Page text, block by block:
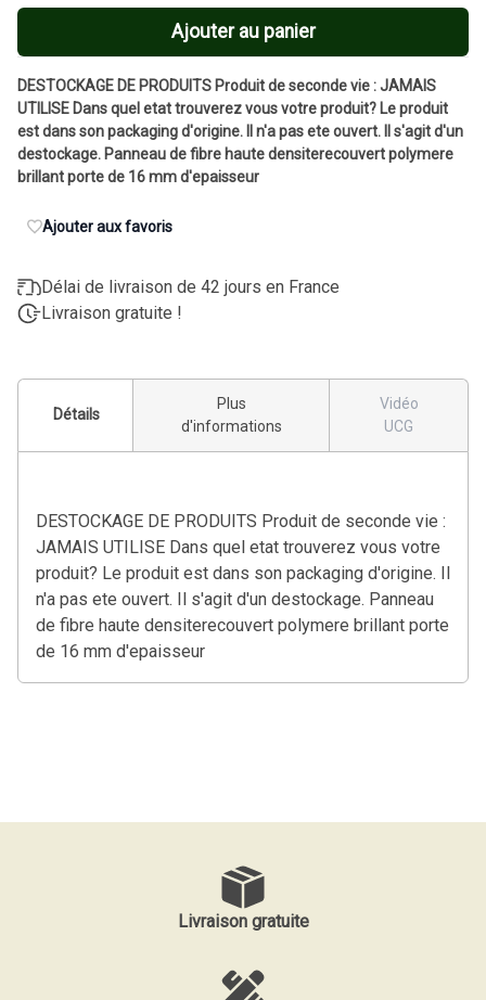
Ajouter au panier
DESTOCKAGE DE PRODUITS Produit de seconde vie : JAMAIS
UTILISE Dans quel etat trouverez vous votre produit? Le produit
est dans son packaging d'origine. Il n'a pas ete ouvert. Il s'agit d'un
destockage. Panneau de fibre haute densiterecouvert polymere
brillant porte de 16 mm d'epaisseur
Ajouter aux favoris
Délai de livraison de 42 jours en France
Livraison gratuite !
Détails
Plus
d'informations
Vidéo
UCG
DESTOCKAGE DE PRODUITS Produit de seconde vie :
JAMAIS UTILISE Dans quel etat trouverez vous votre
produit? Le produit est dans son packaging d'origine. Il
n'a pas ete ouvert. Il s'agit d'un destockage. Panneau
de fibre haute densiterecouvert polymere brillant porte
de 16 mm d'epaisseur
Livraison gratuite